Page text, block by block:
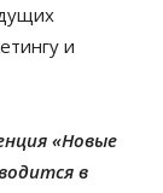
и
«Новые
в